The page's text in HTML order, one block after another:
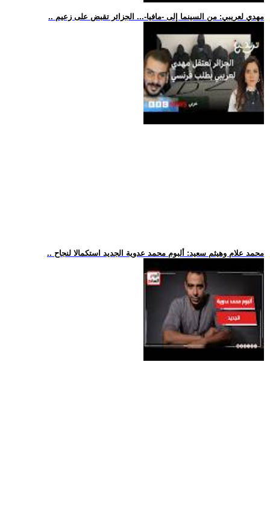
.. مهدي لعريبي: من السينما إلى -مافيا-... الجزائر تقبض على زعيم
.. محمد علام وهيثم سعيد: ألبوم محمد عدوية الجديد استكمالا لنجاح